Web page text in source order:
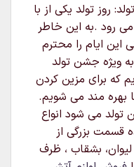
روز تولد یکی از با
رود .به این خاطر
ایام را محترم
ویژه جشن تولد
که برای مزین کردن
بهره مند می شویم.
تولد می شود انواع
قسمت بزرگی از
لیوان، بشقاب ، ظرف